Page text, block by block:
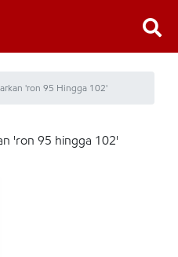
'ron 95 Hingga 102'
'ron 95 hingga 102'